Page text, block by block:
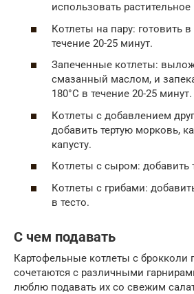
использовать
Котлеты на пару: готовить
течение 20-25 минут.
Запеченные котлеты:
смазанный маслом, и
180°C в течение 20-25 минут.
Котлеты с добавлением
добавить тертую морковь,
капусту.
Котлеты с сыром: добавить
Котлеты с грибами:
в тесто.
С чем подавать
Картофельные котлеты с брокколи
сочетаются с различными
люблю подавать их со свежим